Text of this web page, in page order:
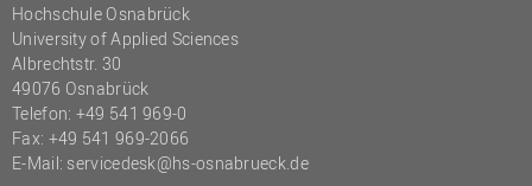
Hochschule Osnabrück
University of Applied Sciences
Albrechtstr. 30
49076 Osnabrück
Telefon: +49 541 969-0
Fax: +49 541 969-2066
E-Mail: servicedesk@hs-osnabrueck.de